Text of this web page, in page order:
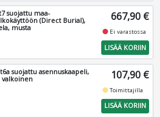
suojattu maa-
(Direct Burial),
musta
667,90 €
fiber_manual_record Ei varastossa
LISÄÄ KORIIN
suojattu asennuskaapeli,
valkoinen
107,90 €
fiber_manual_recordToimittajilla
LISÄÄ KORIIN